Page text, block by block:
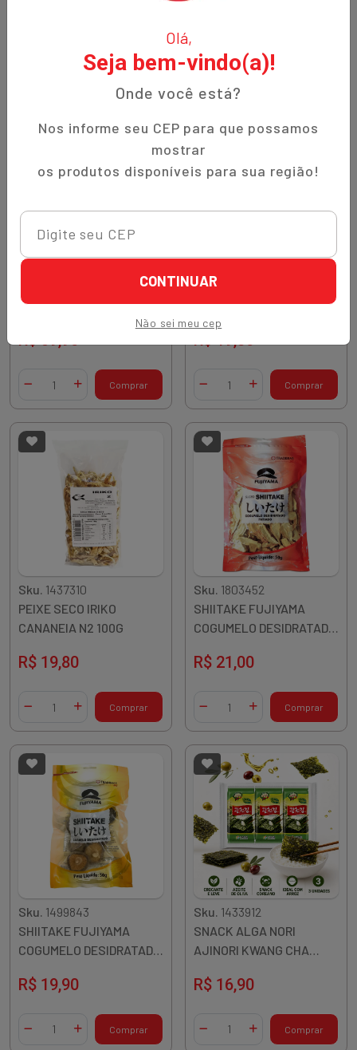
Olá,
Seja bem-vindo(a)!
Onde você está?
Nos informe seu CEP para que possamos
mostrar
os produtos disponíveis para sua região!
CONTINUAR
Não sei meu cep
Diminuir QuantidadeAdicionar Quantidade
Comprar
Diminuir Quantidade
Quantidade
Adicionar Quantidade
Sku.
PAPEL DE ARROZ TOWA
22CM 340G VIETNA
R$ 39,90
Diminuir QuantidadeAdicionar Quantidade
Comprar
PEIXE SECO IRIKO
CANANEIA MEDIO 50G
R$ 19,50
Diminuir QuantidadeAdicionar Quantidade
Comprar
Sku. 1437310
PEIXE SECO IRIKO
CANANEIA N2 100G
R$ 19,80
Diminuir QuantidadeAdicionar Quantidade
Comprar
Sku. 1803452
SHIITAKE FUJIYAMA
COGUMELO DESIDRATADO
R$ 21,00
Diminuir QuantidadeAdicionar Quantidade
Comprar
Sku. 1499843
SHIITAKE FUJIYAMA
COGUMELO DESIDRATADO
R$ 19,90
Diminuir QuantidadeAdicionar Quantidade
Comprar
Sku. 1433912
SNACK ALGA NORI
AJINORI KWANG CHA
COREIA
R$ 16,90
Diminuir QuantidadeAdicionar Quantidade
Comprar